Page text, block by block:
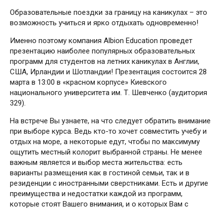
Образовательные поездки за границу на каникулах – это
возможность учиться и ярко отдыхать одновременно!
Именно поэтому компания Albion Education проведет
презентацию наиболее популярных образовательных
программ для студентов на летних каникулах в Англии,
США, Ирландии и Шотландии! Презентация состоится 28
марта в 13:00 в «красном корпусе» Киевского
национального университета им. Т. Шевченко (аудитория
329).
На встрече Вы узнаете, на что следует обратить внимание
при выборе курса. Ведь кто-то хочет совместить учебу и
отдых на море, а некоторые едут, чтобы по максимуму
ощутить местный колорит выбранной страны. Не менее
важным является и выбор места жительства: есть
варианты размещения как в гостиной семьи, так и в
резиденции с иностранными сверстниками. Есть и другие
преимущества и недостатки каждой из программ,
которые стоят Вашего внимания, и о которых Вам с